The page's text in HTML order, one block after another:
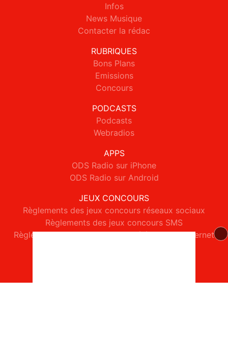
Infos
News Musique
Contacter la rédac
RUBRIQUES
Bons Plans
Emissions
Concours
PODCASTS
Podcasts
Webradios
APPS
ODS Radio sur iPhone
ODS Radio sur Android
JEUX CONCOURS
Règlements des jeux concours réseaux sociaux
Règlements des jeux concours SMS
Règlements des jeux concours téléphone et internet